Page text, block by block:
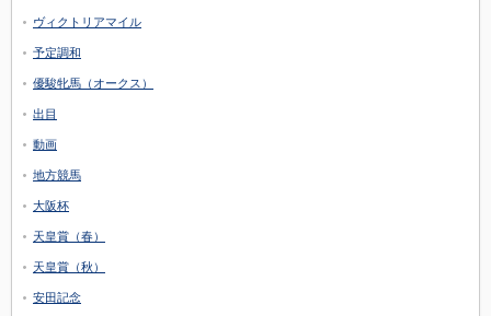
ヴィクトリアマイル
予定調和
優駿牝馬（オークス）
出目
動画
地方競馬
大阪杯
天皇賞（春）
天皇賞（秋）
安田記念